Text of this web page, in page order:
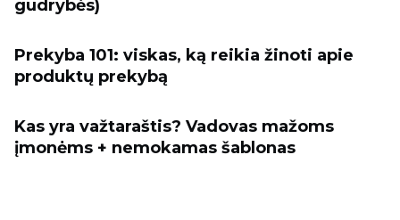
gudrybės)
Prekyba 101: viskas, ką reikia žinoti apie
produktų prekybą
Kas yra važtaraštis? Vadovas mažoms
įmonėms + nemokamas šablonas